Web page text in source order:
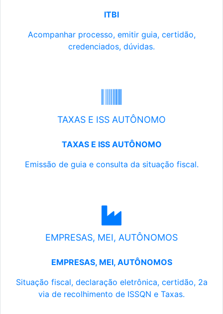
ITBI
Acompanhar processo, emitir guia, certidão,
credenciados, dúvidas.
TAXAS E ISS AUTÔNOMO
TAXAS E ISS AUTÔNOMO
Emissão de guia e consulta da situação fiscal.
EMPRESAS, MEI, AUTÔNOMOS
EMPRESAS, MEI, AUTÔNOMOS
Situação fiscal, declaração eletrônica, certidão, 2a
via de recolhimento de ISSQN e Taxas.